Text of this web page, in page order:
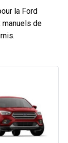
la Ford
manuels de